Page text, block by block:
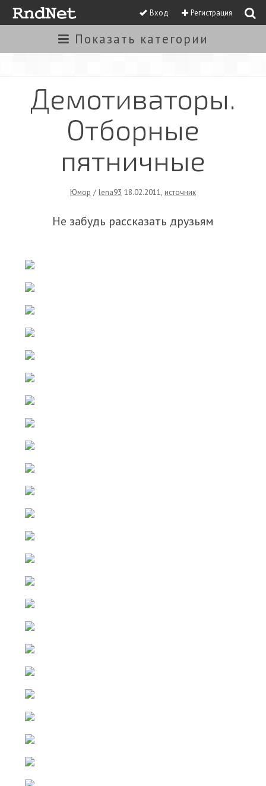
Вход Регистрация
Показать категории
Демотиваторы.
Отборные
пятничные
Юмор / lena93 18.02.2011, источник
Не забудь рассказать друзьям